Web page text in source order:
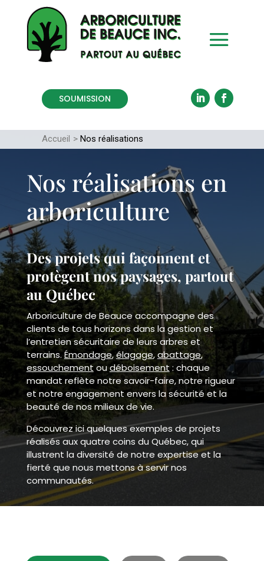
SOUMISSION
Accueil > Nos réalisations
Nos réalisations en
arboriculture
Des projets qui façonnent et
protègent nos paysages, partout
au Québec
Arboriculture de Beauce accompagne des
clients de tous horizons dans la gestion et
l’entretien sécuritaire de leurs arbres et
terrains.Émondage,élagage,abattage,
essouchementoudéboisement : chaque
mandat reflète notre savoir-faire, notre rigueur
et notre engagement envers la sécurité et la
beauté de nos milieux de vie.
Découvrez ici quelques exemples de projets
réalisés aux quatre coins du Québec, qui
illustrent la diversité de notre expertise et la
fierté que nous mettons à servir nos
communautés.